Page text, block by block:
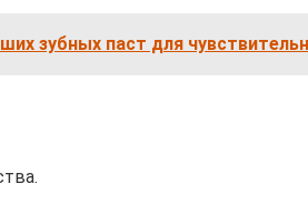
зубных паст для